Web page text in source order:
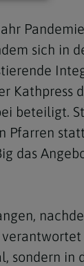
sich in
Kathpress
beteiligt.
Pfarren
das
sondern in